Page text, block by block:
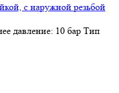
с наружной резьбой
давление: 10 бар Тип